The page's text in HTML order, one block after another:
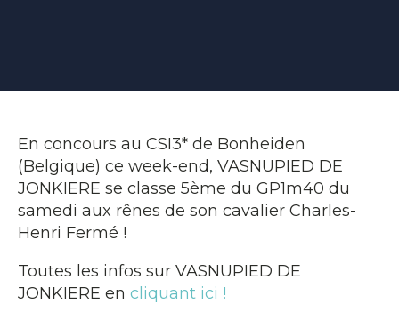
En concours au CSI3* de Bonheiden
(Belgique) ce week-end, VASNUPIED DE
JONKIERE se classe 5ème du GP1m40 du
samedi aux rênes de son cavalier Charles-
Henri Fermé !
Toutes les infos sur VASNUPIED DE
JONKIERE en cliquant ici !